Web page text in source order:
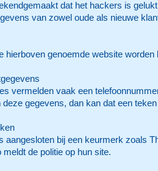
dat het hackers is
van zowel oude als nieuwe
hierboven genoemde website
vermelden vaak een
gegevens, dan kan dat een
aangesloten bij een keurmerk zoals
meldt de politie op hun site.